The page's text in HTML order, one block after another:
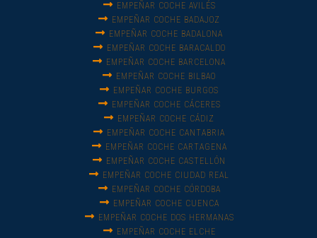
EMPEÑAR COCHE AVILÉS
EMPEÑAR COCHE BADAJOZ
EMPEÑAR COCHE BADALONA
EMPEÑAR COCHE BARACALDO
EMPEÑAR COCHE BARCELONA
EMPEÑAR COCHE BILBAO
EMPEÑAR COCHE BURGOS
EMPEÑAR COCHE CÁCERES
EMPEÑAR COCHE CÁDIZ
EMPEÑAR COCHE CANTABRIA
EMPEÑAR COCHE CARTAGENA
EMPEÑAR COCHE CASTELLÓN
EMPEÑAR COCHE CIUDAD REAL
EMPEÑAR COCHE CÓRDOBA
EMPEÑAR COCHE CUENCA
EMPEÑAR COCHE DOS HERMANAS
EMPEÑAR COCHE ELCHE